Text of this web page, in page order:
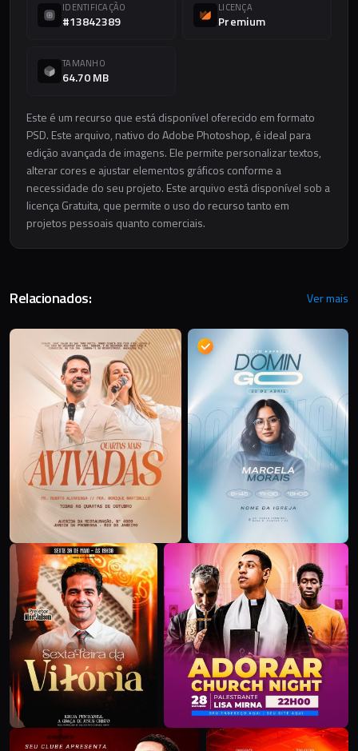
IDENTIFICAÇÃO
#13842389
LICENÇA
Premium
TAMANHO
64.70 MB
Este é um recurso que está disponível oferecido em formato
PSD. Este arquivo, nativo do Adobe Photoshop, é ideal para
edição avançada de imagens. Ele permite personalizar textos,
alterar cores e ajustar elementos gráficos conforme a
necessidade do seu projeto. Este arquivo está disponível sob a
licença Gratuita, que permite o uso do recurso tanto em
projetos pessoais quanto comerciais.
Relacionados: Ver mais